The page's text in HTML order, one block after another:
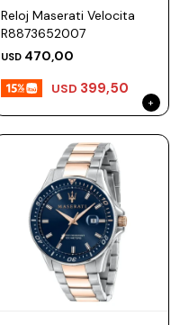
Reloj Maserati Velocita
R8873652007
USD 470,00
USD 399,50